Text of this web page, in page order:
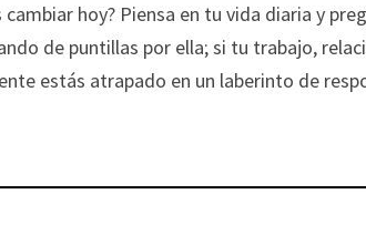
cambiar hoy? Piensa en tu vida diaria y
de puntillas por ella; si tu trabajo,
estás atrapado en un laberinto de